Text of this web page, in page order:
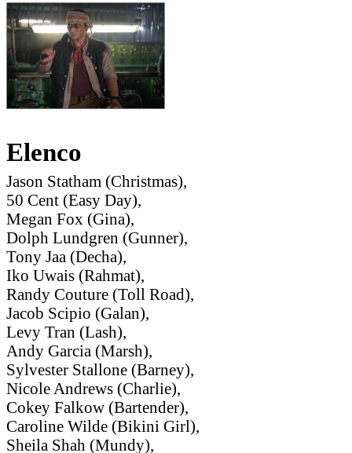
Elenco
Jason Statham (Christmas),
50 Cent (Easy Day),
Megan Fox (Gina),
Dolph Lundgren (Gunner),
Tony Jaa (Decha),
Iko Uwais (Rahmat),
Randy Couture (Toll Road),
Jacob Scipio (Galan),
Levy Tran (Lash),
Andy Garcia (Marsh),
Sylvester Stallone (Barney),
Nicole Andrews (Charlie),
Cokey Falkow (Bartender),
Caroline Wilde (Bikini Girl),
Sheila Shah (Mundy),